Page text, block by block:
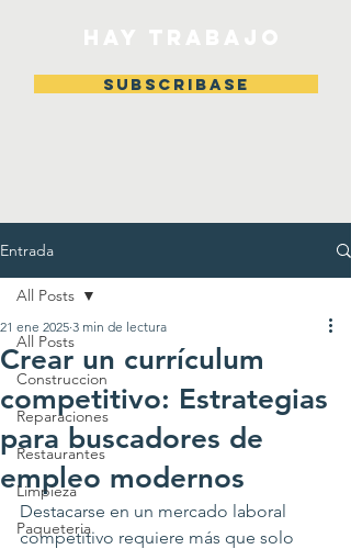
Subscribase
Entrada
All Posts
Construccion
Reparaciones
Restaurantes
Limpieza
Paqueteria
All Posts
Crear un currículum
competitivo: Estrategias
para buscadores de
empleo modernos
21 ene 2025 3 min de lectura
Destacarse en un mercado laboral
competitivo requiere más que solo